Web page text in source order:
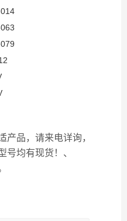
产品，请来电详询，
号均有现货！、